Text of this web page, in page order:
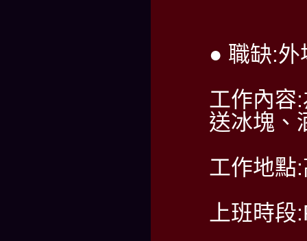
● 職缺:外
工作內容
送冰塊、
工作地點
上班時